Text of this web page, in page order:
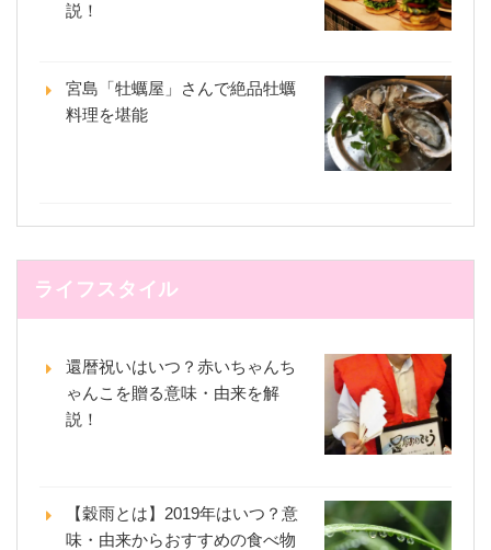
説！
宮島「牡蠣屋」さんで絶品牡蠣
料理を堪能
ライフスタイル
還暦祝いはいつ？赤いちゃんち
ゃんこを贈る意味・由来を解
説！
【穀雨とは】2019年はいつ？意
味・由来からおすすめの食べ物